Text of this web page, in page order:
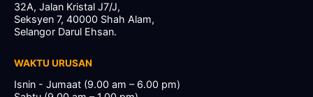
32A, Jalan Kristal J7/J,
Seksyen 7, 40000 Shah Alam,
Selangor Darul Ehsan.
WAKTU URUSAN
Isnin - Jumaat (9.00 am – 6.00 pm)